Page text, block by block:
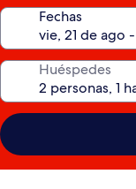
Fechas
Huéspedes